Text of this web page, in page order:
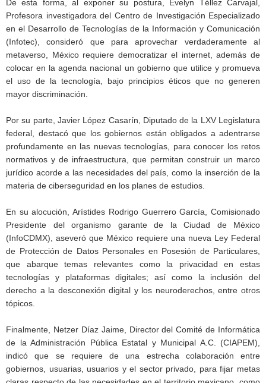
De esta forma, al exponer su postura, Evelyn Téllez Carvajal,
Profesora investigadora del Centro de Investigación Especializado
en el Desarrollo de Tecnologías de la Información y Comunicación
(Infotec), consideró que para aprovechar verdaderamente al
metaverso, México requiere democratizar el internet, además de
colocar en la agenda nacional un gobierno que utilice y promueva
el uso de la tecnología, bajo principios éticos que no generen
mayor discriminación.
Por su parte, Javier López Casarín, Diputado de la LXV Legislatura
federal, destacó que los gobiernos están obligados a adentrarse
profundamente en las nuevas tecnologías, para conocer los retos
normativos y de infraestructura, que permitan construir un marco
jurídico acorde a las necesidades del país, como la inserción de la
materia de ciberseguridad en los planes de estudios.
En su alocución, Arístides Rodrigo Guerrero García, Comisionado
Presidente del organismo garante de la Ciudad de México
(InfoCDMX), aseveró que México requiere una nueva Ley Federal
de Protección de Datos Personales en Posesión de Particulares,
que abarque temas relevantes como la privacidad en estas
tecnologías y plataformas digitales; así como la inclusión del
derecho a la desconexión digital y los neuroderechos, entre otros
tópicos.
Finalmente, Netzer Díaz Jaime, Director del Comité de Informática
de la Administración Pública Estatal y Municipal A.C. (CIAPEM),
indicó que se requiere de una estrecha colaboración entre
gobiernos, usuarias, usuarios y el sector privado, para fijar metas